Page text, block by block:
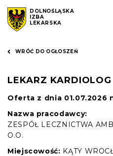
DOLNOŚLĄSKA
IZBA
LEKARSKA
WRÓĆ DO OGŁOSZEŃ
LEKARZ KARDIOLOG
Oferta z dnia 01.07.2026
Nazwa pracodawcy:
ZESPÓŁ LECZNICTWA
O.O.
Miejscowość: KĄTY